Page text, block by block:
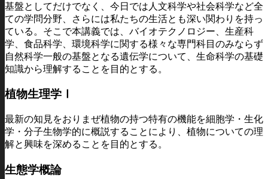
基盤としてだけでなく、今日では人文科学や社会科学など全
ての学問分野、さらには私たちの生活とも深い関わりを持っ
ている。そこで本講義では、バイオテクノロジー、生産科
学、食品科学、環境科学に関する様々な専門科目のみならず
自然科学一般の基盤となる遺伝学について、生命科学の基礎
知識から理解することを目的とする。
植物生理学Ⅰ
最新の知見をおりまぜ植物の持つ特有の機能を細胞学・生化
学・分子生物学的に概説することにより、植物についての理
解と興味を深めることを目的とする。
生態学概論